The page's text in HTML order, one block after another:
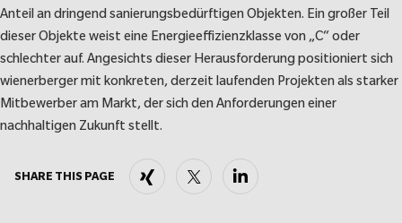
Anteil an dringend sanierungsbedürftigen Objekten. Ein großer Teil
dieser Objekte weist eine Energieeffizienzklasse von „C“ oder
schlechter auf. Angesichts dieser Herausforderung positioniert sich
wienerberger mit konkreten, derzeit laufenden Projekten als starker
Mitbewerber am Markt, der sich den Anforderungen einer
nachhaltigen Zukunft stellt.
SHARE THIS PAGE Xing Twitter LinkedIn